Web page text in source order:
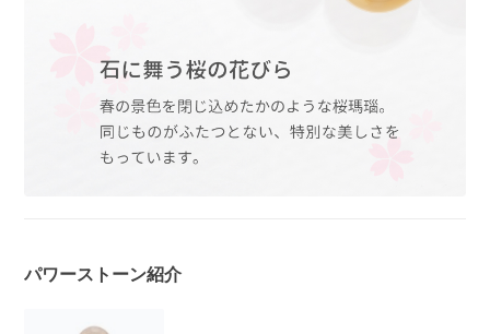
パワーストーン紹介